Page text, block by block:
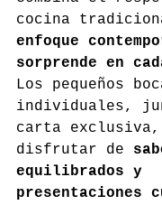
cocina
enfoque
sorprende en
Los pequeños
individuales,
carta exclusiva,
disfrutar de
equilibrados y
presentaciones